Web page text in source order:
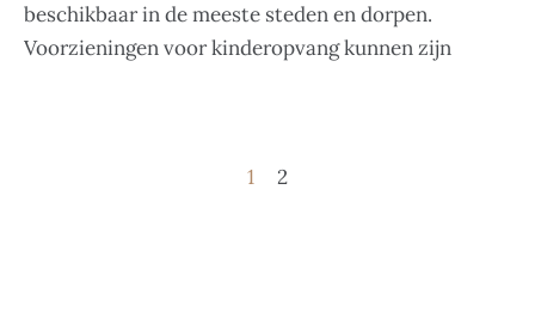
beschikbaar in de meeste steden en dorpen.
Voorzieningen voor kinderopvang kunnen zijn
1 2